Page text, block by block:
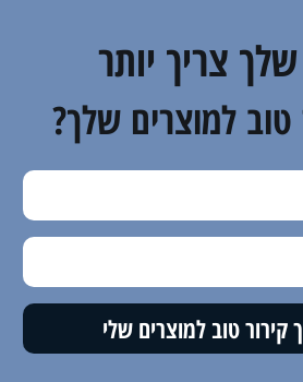
צריך יותר
טוב למוצרים שלך?